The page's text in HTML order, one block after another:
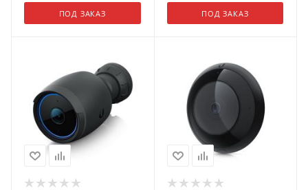
подсветка до 40 м
ПОД ЗАКАЗ
подсветка до 20 м
ПОД ЗАКАЗ